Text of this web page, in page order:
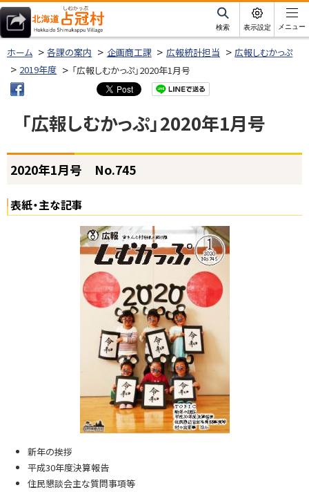
本
文
へ北海道占冠村
サ
イ
ト
内
検索 表示設定 メニュー
ホーム 各課の案内 企画商工課 広報統計担当
広報しむかっぷ
2019年度
「広報しむかっぷ」2020年1月号
「広報しむかっぷ」2020年1月号
ページ内目次
2
2
0
2020年1月号 No.745
表紙・主な記事
新年の挨拶
平成30年度決算報告
住民懇談会主な質問事項等